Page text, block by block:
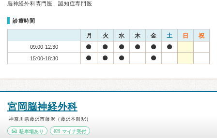
脳神経外科専門医、認知症専門医
診療時間
月 火 水 木 金 土 日 祝
09:00-12:30
15:00-18:30
宮岡脳神経外科
神奈川県藤沢市藤沢（藤沢本町駅）
駐車場あり マイナ受付